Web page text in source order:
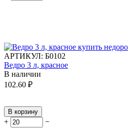
АРТИКУЛ: Б0102
Ведро 3 л, красное
В наличии
102.60 ₽
В корзину
+ −